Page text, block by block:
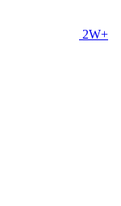
2W+